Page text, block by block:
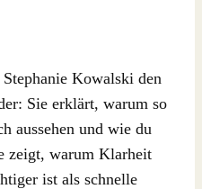
Kowalski den
Sie erklärt, warum so
aussehen und wie du
zeigt, warum Klarheit
ist als schnelle